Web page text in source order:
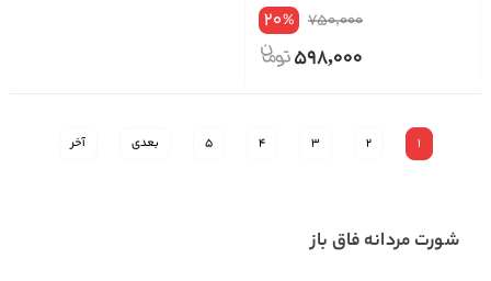
750,000
20%
598,000
1
2
3
4
5 بعدی آخر
شورت مردانه فاق باز